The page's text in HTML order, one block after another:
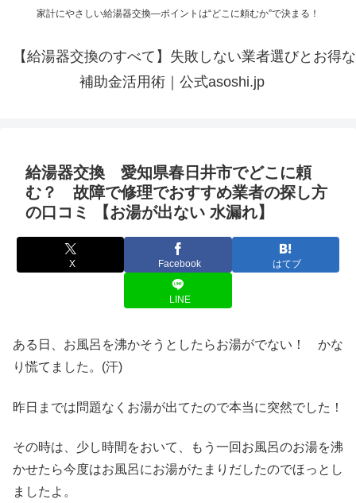
家計にやさしい給湯器交換—ポイントは“どこに頼むか”で決まる！
【給湯器交換のすべて】失敗しない業者選びとお得な
補助金活用術｜公式asoshi.jp
給湯器交換 愛知県春日井市でどこに頼
む？ 故障で修理でおすすめ業者の探し方
の口コミ 【お湯が出ない 水漏れ】
X Facebook はてブ
LINE
ある日、お風呂を沸かそうとしたらお湯がでない！ かな
り慌てました。(汗)
昨日までは問題なくお湯が出てたので本当に突然でした！
その時は、少し時間をおいて、もう一回お風呂のお湯を沸
かせたら今度はお風呂にお湯がたまりだしたのでほっとし
ましたよ。